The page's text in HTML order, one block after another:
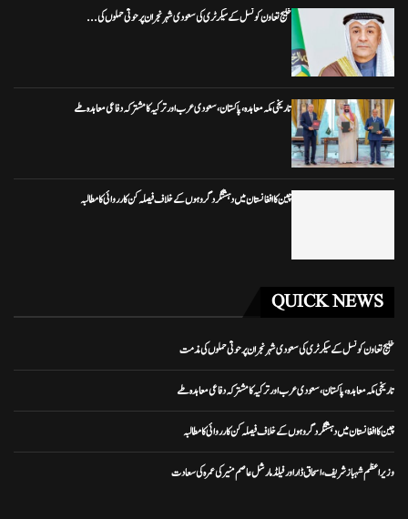
خلیج تعاون کونسل کے سیکرٹری کی سعودی شہر نجران پر حوثی حملوں کی...
تاریخی مکہ معاہدہ، پاکستان، سعودی عرب اور ترکیہ کا مشترکہ دفاعی معاہدہ طے
چین کا افغانستان میں دہشتگرد گروہوں کے خلاف فیصلہ کن کارروائی کا مطالبہ
QUICK NEWS
خلیج تعاون کونسل کے سیکرٹری کی سعودی شہر نجران پر حوثی حملوں کی مذمت
تاریخی مکہ معاہدہ، پاکستان، سعودی عرب اور ترکیہ کا مشترکہ دفاعی معاہدہ طے
چین کا افغانستان میں دہشتگرد گروہوں کے خلاف فیصلہ کن کارروائی کا مطالبہ
وزیراعظم شہباز شریف، اسحاق ڈار اور فیلڈ مارشل عاصم منیر کی عمرہ کی سعادت